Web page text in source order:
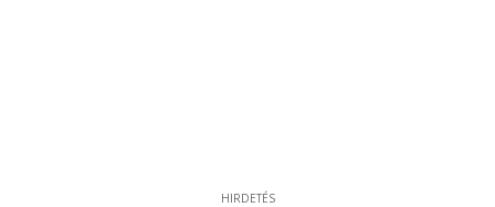
HIRDETÉS